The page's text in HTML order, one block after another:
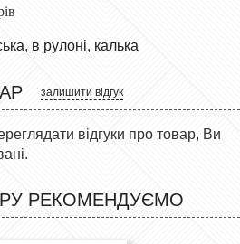
, в рулоні, калька
залишити відгук
відгуки про товар, Ви
РЕКОМЕНДУЄМО